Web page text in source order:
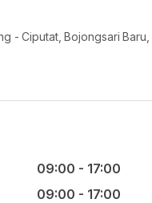
- Ciputat, Bojongsari
09:00 - 17:00
09:00 - 17:00